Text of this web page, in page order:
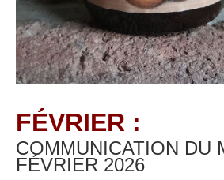
FÉVRIER :
COMMUNICATION DU
FÉVRIER 2026